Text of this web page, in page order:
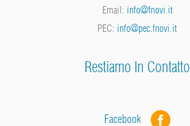
Email: info@fnovi.it
PEC: info@pec.fnovi.it
Restiamo In Contatto
Facebook